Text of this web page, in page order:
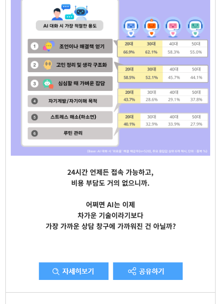
24시간 언제든 접속 가능하고,
비용 부담도 거의 없으니까.
어쩌면 AI는 이제
차가운 기술이라기보다
가장 가까운 상담 창구에 가까워진 건 아닐까?